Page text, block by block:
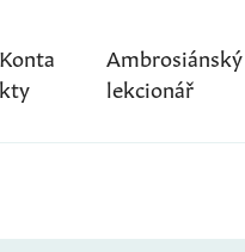
Konta
kty
Ambrosiánský
lekcionář